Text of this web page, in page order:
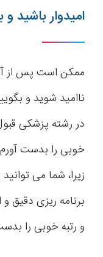
امیدوار باشید
ممکن است پس از
ناامید شوید و
در رشته پزشکی
خوبی را بدست
زیرا، شما می
برنامه ریزی دقیق
و رتبه خوبی را